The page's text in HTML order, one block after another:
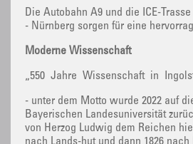
Die Autobahn A9 und die ICE-
- Nürnberg sorgen für eine
Moderne Wissenschaft
„550 Jahre Wissenschaft in
- unter dem Motto wurde 2022 auf
Bayerischen Landesuniversität
von Herzog Ludwig dem Reichen